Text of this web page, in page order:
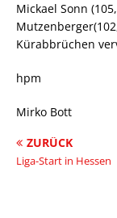
Mickael Sonn
Kürabbrüchen
hpm
Mirko Bott
ZURÜCK
Liga-Start in Hessen